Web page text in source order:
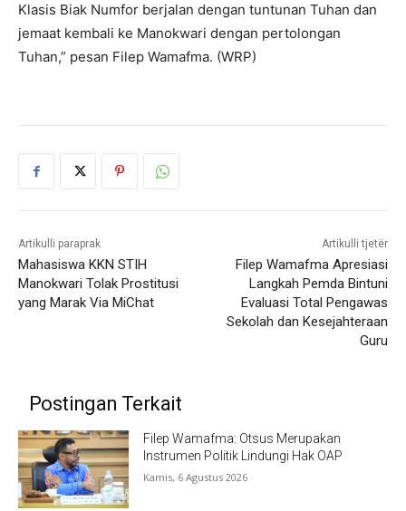
Klasis Biak Numfor berjalan dengan tuntunan Tuhan dan
jemaat kembali ke Manokwari dengan pertolongan
Tuhan,” pesan Filep Wamafma. (WRP)
Artikulli paraprak
Mahasiswa KKN STIH
Manokwari Tolak Prostitusi
yang Marak Via MiChat
Artikulli tjetër
Filep Wamafma Apresiasi
Langkah Pemda Bintuni
Evaluasi Total Pengawas
Sekolah dan Kesejahteraan
Guru
Postingan Terkait
Filep Wamafma: Otsus Merupakan
Instrumen Politik Lindungi Hak OAP
Kamis, 6 Agustus 2026